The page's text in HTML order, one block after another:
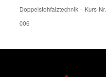
Doppelstehfalztechnik – Kurs-Nr.
006